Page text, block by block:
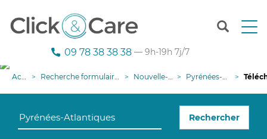
T
l
n
a
i
09 78 38 38 38 — 9h-19h 7j/7
Accueil Recherche formulaire demande APA Nouvelle-Aquitaine Pyrénées-Atlantiques
Rechercher